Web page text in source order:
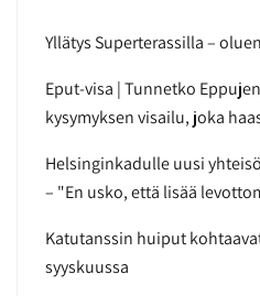
Yllätys Superterassilla –
Eput-visa | Tunnetko
kysymyksen visailu, joka
Helsinginkadulle uusi
– "En usko, että lisää
Katutanssin huiput
syyskuussa